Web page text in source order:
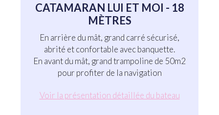
CATAMARAN LUI ET MOI - 18
MÈTRES
En arrière du mât, grand carré sécurisé,
abrité et confortable avec banquette.
En avant du mât, grand trampoline de 50m2
pour profiter de la navigation
Voir la présentation détaillée du bateau